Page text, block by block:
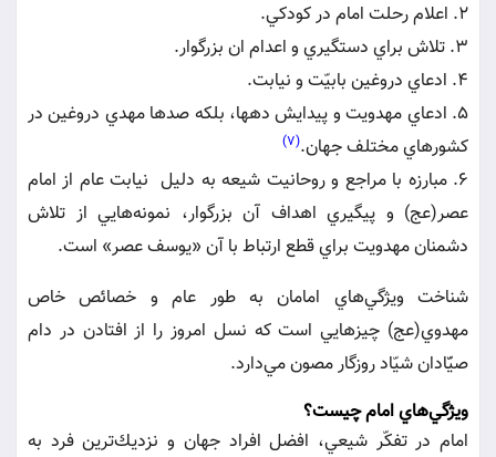
2. اعلام رحلت امام در كودكي.
3. تلاش براي دستگيري و اعدام ان بزرگوار.
4. ادعاي دروغين بابيّت و نيابت.
5. ادعاي مهدويت و پيدايش دهها، بلكه صدها مهدي دروغين در
كشورهاي مختلف جهان.(7)
6. مبارزه با مراجع و روحانيت شيعه به دليل نيابت عام از امام
عصر(عج) و پيگيري اهداف آن بزرگوار، نمونه‌هايي از تلاش
دشمنان مهدويت براي قطع ارتباط با آن «يوسف عصر» است.
شناخت ويژگي‌هاي امامان به طور عام و خصائص خاص
مهدوي(عج) چيزهايي است كه نسل امروز را از افتادن در دام
صيّّادان شيّاد روزگار مصون مي‌دارد.
ويژگي‌هاي امام چيست؟
امام در تفكّر شيعي، افضل افراد جهان و نزديك‌ترين فرد به